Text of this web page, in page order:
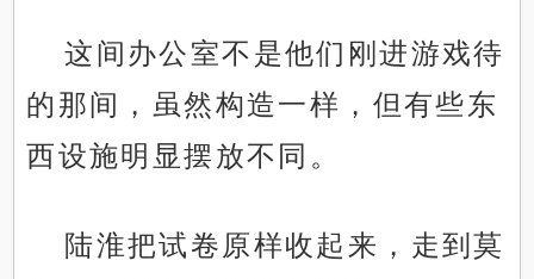
这间办公室不是他们刚进游戏待
的那间，虽然构造一样，但有些东
西设施明显摆放不同。
陆淮把试卷原样收起来，走到莫